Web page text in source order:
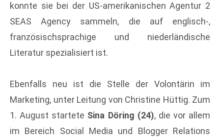
konnte sie bei der US-amerikanischen Agentur 2
SEAS Agency sammeln, die auf englisch-,
französischsprachige und niederländische
Literatur spezialisiert ist.
Ebenfalls neu ist die Stelle der Volontärin im
Marketing, unter Leitung von Christine Hüttig. Zum
1. August startete Sina Döring (24), die vor allem
im Bereich Social Media und Blogger Relations